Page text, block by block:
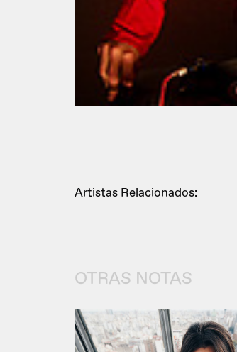
Artistas Relacionados:
OTRAS NOTAS